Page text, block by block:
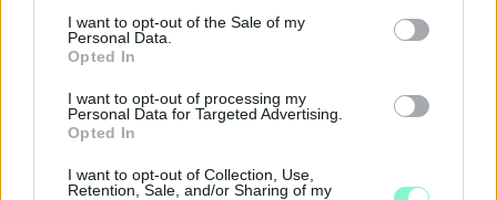
consent section.
I want to opt-out of the Sale of my
Personal Data.
Opted In
I want to opt-out of processing my
Personal Data for Targeted Advertising.
Opted In
I want to opt-out of Collection, Use,
Retention, Sale, and/or Sharing of my
MAGYAR PÉTER: 868 MILLIÁRD FORINTOS
MAGYARORSZÁG ENERGIAELLÁTÁSÁT, MIKÖZBEN
TOVÁBBRA IS KRITIKUS NAPOK ELÉ NÉZ AZ ORSZÁG
Átfogó energetikai fejlesztési programot fogadott el a
kormány.